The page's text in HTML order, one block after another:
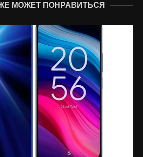
МОЖЕТ ПОНРАВИТЬСЯ